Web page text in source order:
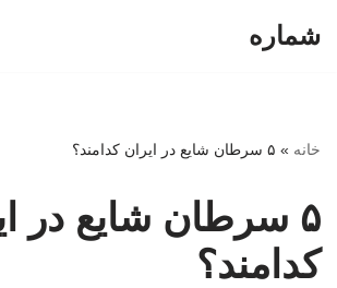
شماره
خانه » ۵ سرطان شایع‌ در ایران کدامند؟
۵ سرطان شایع‌ در
کدامند؟